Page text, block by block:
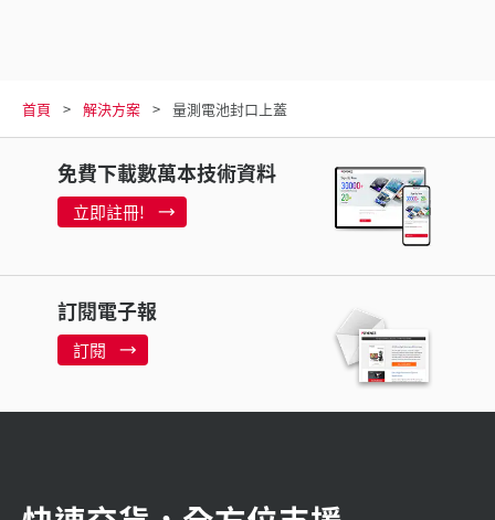
首頁 解決方案 量測電池封口上蓋
免費下載數萬本技術資料
立即註冊!
訂閱電子報
訂閱